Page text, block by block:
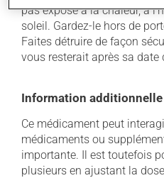
pas exposé à la chaleur, à
soleil. Gardez-le hors de
Faites détruire de façon
vous resterait après sa date
Information additionnelle
Ce médicament peut
médicaments ou
importante. Il est toutefois
plusieurs en ajustant la